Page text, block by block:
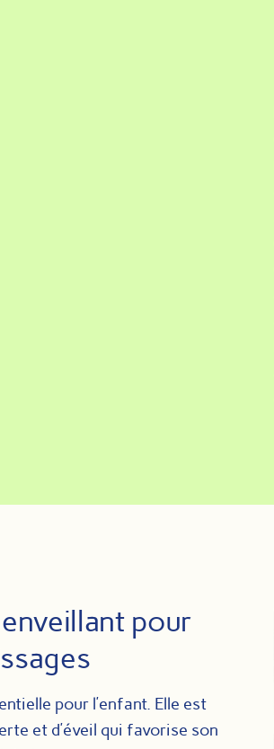
pour
pour l’enfant. Elle est
et d’éveil qui favorise son